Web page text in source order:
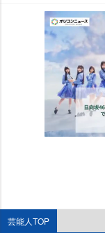
芸能人TOP